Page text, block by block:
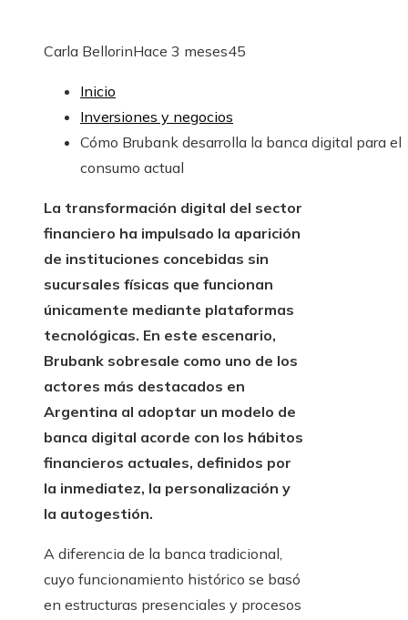
Carla BellorinHace 3 meses45
Inicio
Inversiones y negocios
Cómo Brubank desarrolla la banca digital para el
consumo actual
La transformación digital del sector
financiero ha impulsado la aparición
de instituciones concebidas sin
sucursales físicas que funcionan
únicamente mediante plataformas
tecnológicas. En este escenario,
Brubank sobresale como uno de los
actores más destacados en
Argentina al adoptar un modelo de
banca digital acorde con los hábitos
financieros actuales, definidos por
la inmediatez, la personalización y
la autogestión.
A diferencia de la banca tradicional,
cuyo funcionamiento histórico se basó
en estructuras presenciales y procesos